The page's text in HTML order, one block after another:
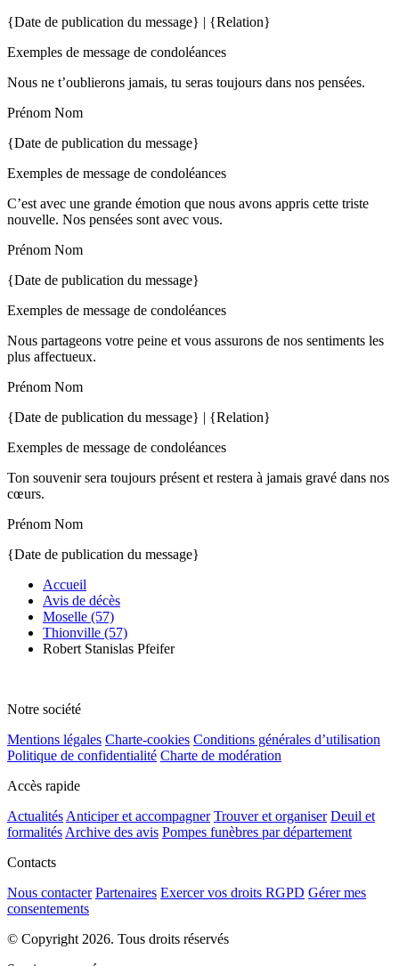
{Date de publication du message} | {Relation}
Exemples de message de condoléances
Nous ne t’oublierons jamais, tu seras toujours dans nos pensées.
Prénom Nom
{Date de publication du message}
Exemples de message de condoléances
C’est avec une grande émotion que nous avons appris cette triste
nouvelle. Nos pensées sont avec vous.
Prénom Nom
{Date de publication du message}
Exemples de message de condoléances
Nous partageons votre peine et vous assurons de nos sentiments les
plus affectueux.
Prénom Nom
{Date de publication du message} | {Relation}
Exemples de message de condoléances
Ton souvenir sera toujours présent et restera à jamais gravé dans nos
cœurs.
Prénom Nom
{Date de publication du message}
Accueil
Avis de décès
Moselle (57)
Thionville (57)
Robert Stanislas Pfeifer
Notre société
Mentions légales Charte-cookies Conditions générales d’utilisation
Politique de confidentialité Charte de modération
Accès rapide
Actualités Anticiper et accompagner Trouver et organiser Deuil et
formalités Archive des avis Pompes funèbres par département
Contacts
Nous contacter Partenaires Exercer vos droits RGPD Gérer mes
consentements
© Copyright 2026. Tous droits réservés